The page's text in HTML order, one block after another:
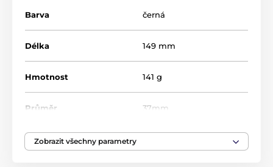
hmotnost 141g. Vyrobeno v Anglii.
Barva černá
Délka 149 mm
Hmotnost 141 g
Průměr 37mm
Zobrazit všechny parametry